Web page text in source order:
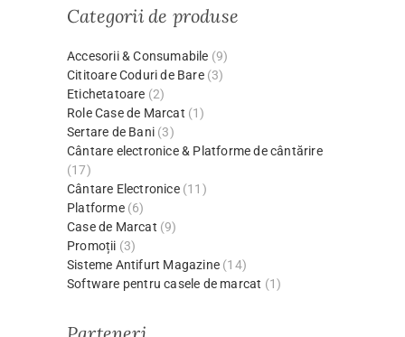
Categorii de produse
Accesorii & Consumabile (9)
Cititoare Coduri de Bare (3)
Etichetatoare (2)
Role Case de Marcat (1)
Sertare de Bani (3)
Cântare electronice & Platforme de cântărire
(17)
Cântare Electronice (11)
Platforme (6)
Case de Marcat (9)
Promoții (3)
Sisteme Antifurt Magazine (14)
Software pentru casele de marcat (1)